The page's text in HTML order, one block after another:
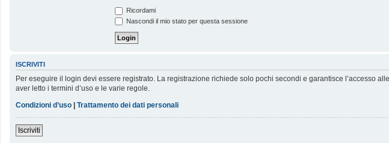
Ricordami
Nascondi il mio stato per questa sessione
ISCRIVITI
Per eseguire il login devi essere registrato. La registrazione richiede solo pochi secondi e garantisce l’accesso
aver letto i termini d’uso e le varie regole.
Condizioni d’uso | Trattamento dei dati personali
Iscriviti